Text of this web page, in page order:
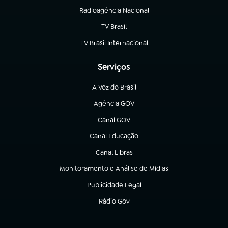
Radioagência Nacional
(abre em nova aba)
TV Brasil
(abre em nova aba)
TV Brasil Internacional
(abre em nova aba)
Serviços
A Voz do Brasil
(abre em nova aba)
Agência GOV
(abre em nova aba)
Canal GOV
(abre em nova aba)
Canal Educação
(abre em nova aba)
Canal Libras
(abre em nova aba)
Monitoramento e Análise de Mídias
(abre em nova aba)
Publicidade Legal
(abre em nova aba)
Rádio Gov
(abre em nova aba)